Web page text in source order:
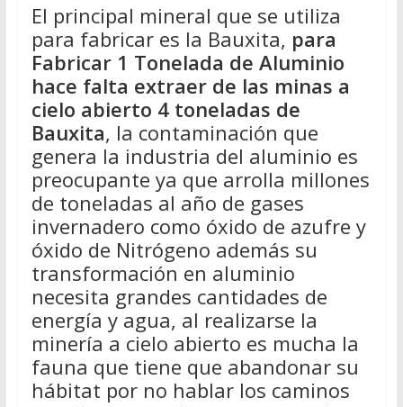
El principal mineral que se utiliza
para fabricar es la Bauxita, para
Fabricar 1 Tonelada de Aluminio
hace falta extraer de las minas a
cielo abierto 4 toneladas de
Bauxita, la contaminación que
genera la industria del aluminio es
preocupante ya que arrolla millones
de toneladas al año de gases
invernadero como óxido de azufre y
óxido de Nitrógeno además su
transformación en aluminio
necesita grandes cantidades de
energía y agua, al realizarse la
minería a cielo abierto es mucha la
fauna que tiene que abandonar su
hábitat por no hablar los caminos